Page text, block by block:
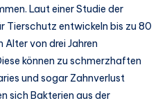
Laut einer Studie der
Tierschutz entwickeln bis zu 80
Alter von drei Jahren
können zu schmerzhaften
und sogar Zahnverlust
sich Bakterien aus der